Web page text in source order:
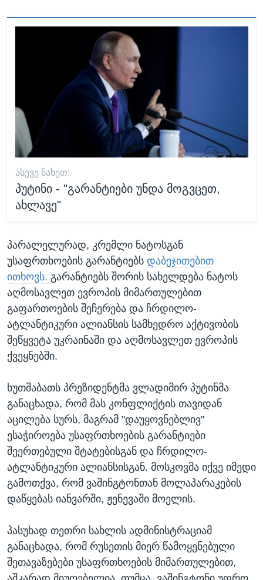
ᲐᲡᲔᲕᲔ ᲜᲐᲮᲔᲗ:
პუტინი - "გარანტიები უნდა მოგვცეთ,
ახლავე"
პარალელურად, კრემლი ნატოსგან
უსაფრთხოების გარანტიებს დაბეჯითებით
ითხოვს. გარანტიებს შორის სახელდება ნატოს
აღმოსავლეთ ევროპის მიმართულებით
გაფართოების შეჩერება და ჩრდილო-
ატლანტიკური ალიანსის სამხედრო აქტივობის
შეწყვეტა უკრაინაში და აღმოსავლეთ ევროპის
ქვეყნებში.
ხუთშაბათს პრეზიდენტმა ვლადიმირ პუტინმა
განაცხადა, რომ მას კონფლიქტის თავიდან
აცილება სურს, მაგრამ "დაუყოვნებლივ"
ესაჭიროება უსაფრთხოების გარანტიები
შეერთებული შტატებისგან და ჩრდილო-
ატლანტიკური ალიანსისგან. მოსკოვმა იქვე იმედი
გამოთქვა, რომ ვაშინგტონთან მოლაპარაკების
დაწყებას იანვარში, ჟენევაში მოელის.
პასუხად თეთრი სახლის ადმინისტრაციამ
განაცხადა, რომ რუსეთის მიერ წამოყენებული
შეთავაზებები უსაფრთხოების მიმართულებით,